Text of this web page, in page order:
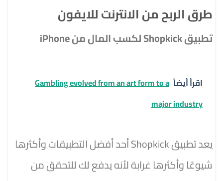
طرق الربح من الانترنت للايفون
تطبيق Shopkick لكسب المال من iPhone
اقرأ أيضاً Gambling evolved from an art form to a
major industry
يعد تطبيق Shopkick أحد أفضل التطبيقات وأكثرها
شيوعًا وأكثرها غرابة لأنه يدفع لك للتحقق من